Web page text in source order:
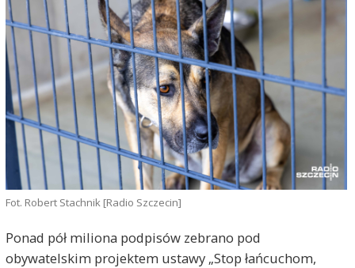
Fot. Robert Stachnik [Radio Szczecin]
Ponad pół miliona podpisów zebrano pod
obywatelskim projektem ustawy „Stop łańcuchom,